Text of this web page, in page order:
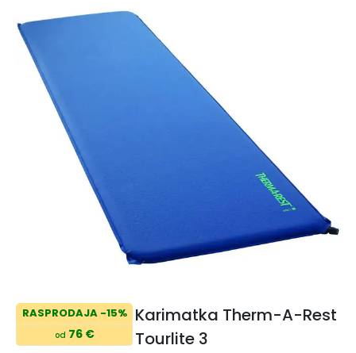
RASPRODAJA -15%
od 76 €
Karimatka Therm-A-Rest
Tourlite 3